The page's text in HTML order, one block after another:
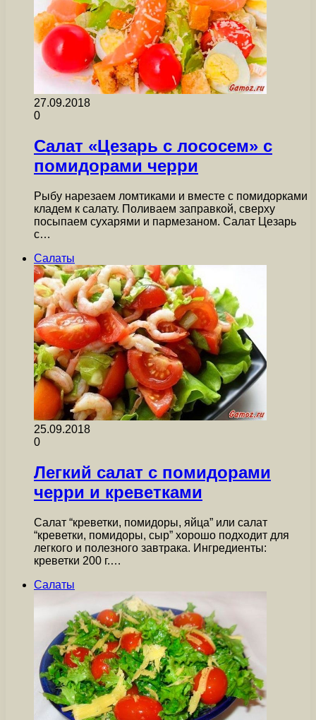
27.09.2018
0
Салат «Цезарь с лососем» с
помидорами черри
Рыбу нарезаем ломтиками и вместе с помидорками
кладем к салату. Поливаем заправкой, сверху
посыпаем сухарями и пармезаном. Салат Цезарь
с…
Салаты
25.09.2018
0
Легкий салат с помидорами
черри и креветками
Салат “креветки, помидоры, яйца” или салат
“креветки, помидоры, сыр” хорошо подходит для
легкого и полезного завтрака. Ингредиенты:
креветки 200 г.…
Салаты